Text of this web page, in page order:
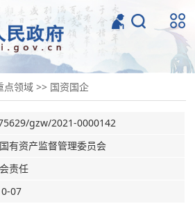
点领域 >> 国资国企
gzw/2021-0000142
有资产监督管理委员会
责任
07